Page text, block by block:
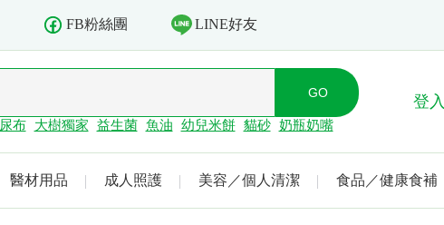
FB粉絲團 LINE好友
尿布 大樹獨家 益生菌 魚油 幼兒米餅 貓砂 奶瓶奶嘴
登入
醫材用品 成人照護 美容／個人清潔 食品／健康食補